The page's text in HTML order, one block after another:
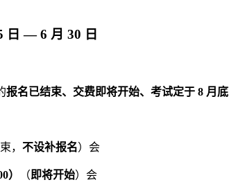
日 — 6 月 30 日
报名已结束、交费即将开始、考试定于 8 月底
， 不设补报名）会
） （即将开始）会